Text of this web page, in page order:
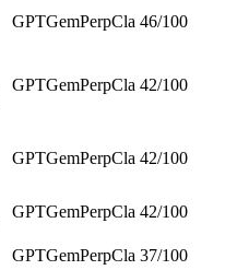
GPTGemPerpCla 46/100
GPTGemPerpCla 42/100
GPTGemPerpCla 42/100
GPTGemPerpCla 42/100
GPTGemPerpCla 37/100